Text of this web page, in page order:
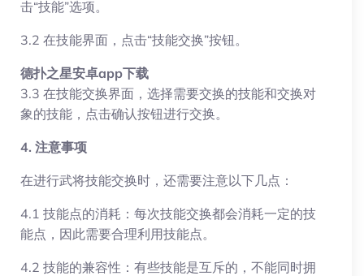
击“技能”选项。
3.2 在技能界面，点击“技能交换”按钮。
德扑之星安卓app下载
3.3 在技能交换界面，选择需要交换的技能和交换对
象的技能，点击确认按钮进行交换。
4. 注意事项
在进行武将技能交换时，还需要注意以下几点：
4.1 技能点的消耗：每次技能交换都会消耗一定的技
能点，因此需要合理利用技能点。
4.2 技能的兼容性：有些技能是互斥的，不能同时拥